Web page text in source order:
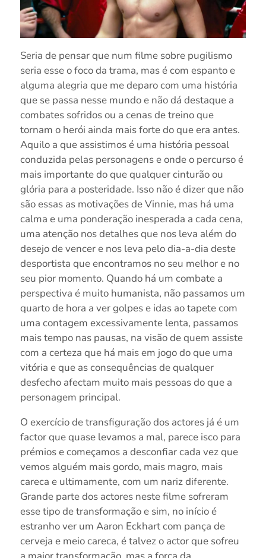
Seria de pensar que num filme sobre pugilismo
seria esse o foco da trama, mas é com espanto e
alguma alegria que me deparo com uma história
que se passa nesse mundo e não dá destaque a
combates sofridos ou a cenas de treino que
tornam o herói ainda mais forte do que era antes.
Aquilo a que assistimos é uma história pessoal
conduzida pelas personagens e onde o percurso é
mais importante do que qualquer cinturão ou
glória para a posteridade. Isso não é dizer que não
são essas as motivações de Vinnie, mas há uma
calma e uma ponderação inesperada a cada cena,
uma atenção nos detalhes que nos leva além do
desejo de vencer e nos leva pelo dia-a-dia deste
desportista que encontramos no seu melhor e no
seu pior momento. Quando há um combate a
perspectiva é muito humanista, não passamos um
quarto de hora a ver golpes e idas ao tapete com
uma contagem excessivamente lenta, passamos
mais tempo nas pausas, na visão de quem assiste
com a certeza que há mais em jogo do que uma
vitória e que as consequências de qualquer
desfecho afectam muito mais pessoas do que a
personagem principal.
O exercício de transfiguração dos actores já é um
factor que quase levamos a mal, parece isco para
prémios e começamos a desconfiar cada vez que
vemos alguém mais gordo, mais magro, mais
careca e ultimamente, com um nariz diferente.
Grande parte dos actores neste filme sofreram
esse tipo de transformação e sim, no início é
estranho ver um Aaron Eckhart com pança de
cerveja e meio careca, é talvez o actor que sofreu